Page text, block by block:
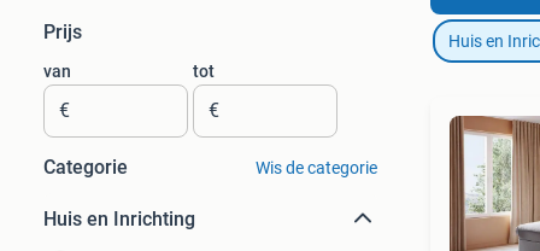
Prijs
van
€
tot
€
Categorie Wis de categorie
Huis en Inrichting
Huis en